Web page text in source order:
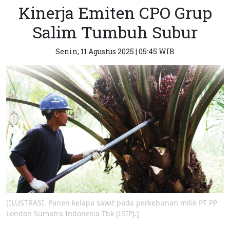
Kinerja Emiten CPO Grup
Salim Tumbuh Subur
Senin, 11 Agustus 2025 | 05:45 WIB
[ILUSTRASI. Panen kelapa sawit pada perkebunan milik PT PP
London Sumatra Indonesia Tbk (LSIP).]